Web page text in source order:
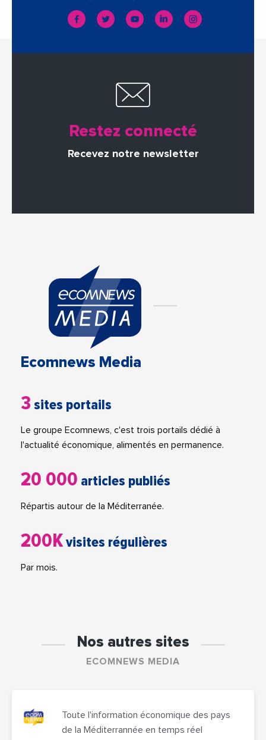
Restez connecté
Recevez notre newsletter
Ecomnews Media
3 sites portails
Le groupe Ecomnews, c'est trois portails dédié à
l'actualité économique, alimentés en permanence.
20 000 articles publiés
Répartis autour de la Méditerranée.
200Kvisites régulières
Par mois.
Nos autres sites
ECOMNEWS MEDIA
Toute l'information économique des pays
de la Méditerrannée en temps réel